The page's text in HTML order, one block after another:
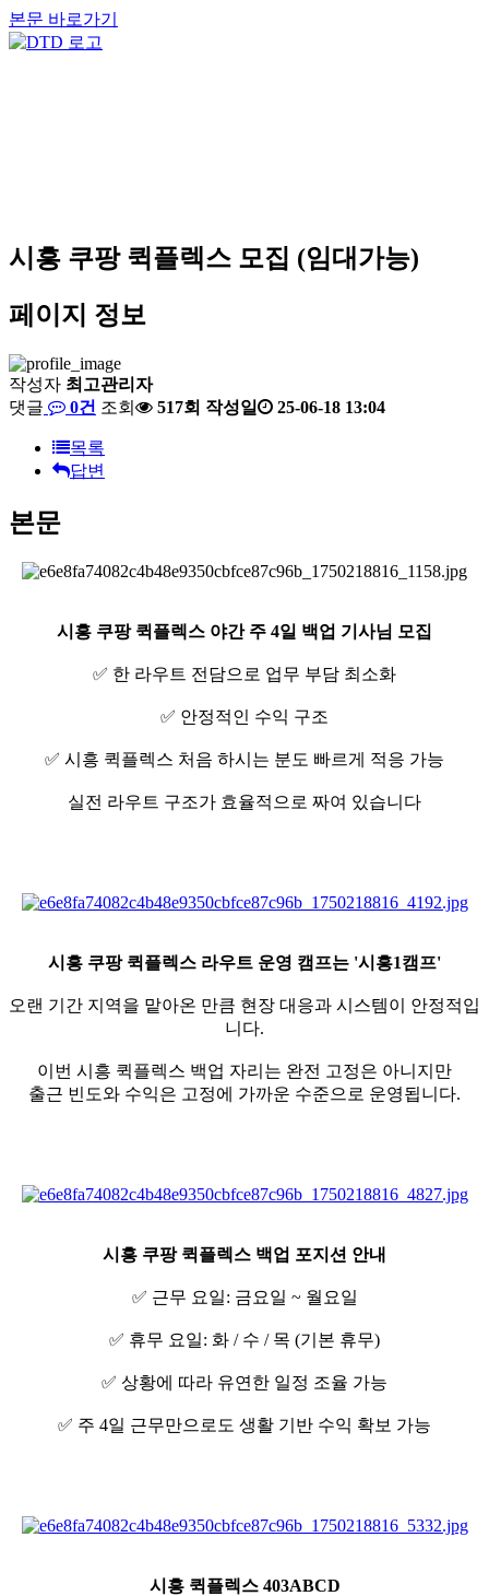
본문 바로가기
시흥 쿠팡 퀵플렉스 모집 (임대가능)
페이지 정보
작성자 최고관리자
댓글
0건 조회 517회 작성일 25-06-18 13:04
목록
답변
본문
시흥 쿠팡 퀵플렉스 야간 주 4일 백업 기사님 모집
✅ 한 라우트 전담으로 업무 부담 최소화
✅ 안정적인 수익 구조
✅ 시흥 퀵플렉스 처음 하시는 분도 빠르게 적응 가능
실전 라우트 구조가 효율적으로 짜여 있습니다
시흥 쿠팡 퀵플렉스 라우트 운영 캠프는 '시흥1캠프'
오랜 기간 지역을 맡아온 만큼 현장 대응과 시스템이 안정적입
니다.
이번 시흥 퀵플렉스 백업 자리는 완전 고정은 아니지만
출근 빈도와 수익은 고정에 가까운 수준으로 운영됩니다.
시흥 쿠팡 퀵플렉스 백업 포지션 안내
✅ 근무 요일: 금요일 ~ 월요일
✅ 휴무 요일: 화 / 수 / 목 (기본 휴무)
✅ 상황에 따라 유연한 일정 조율 가능
✅ 주 4일 근무만으로도 생활 기반 수익 확보 가능
시흥 퀵플렉스 403ABCD